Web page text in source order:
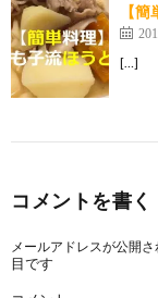
【
[…]
コメントを書く
メールアドレスが公開さ
目です